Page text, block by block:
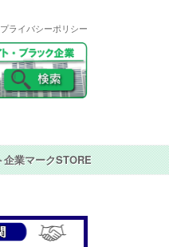
プライバシーポリシー
企業マークSTORE